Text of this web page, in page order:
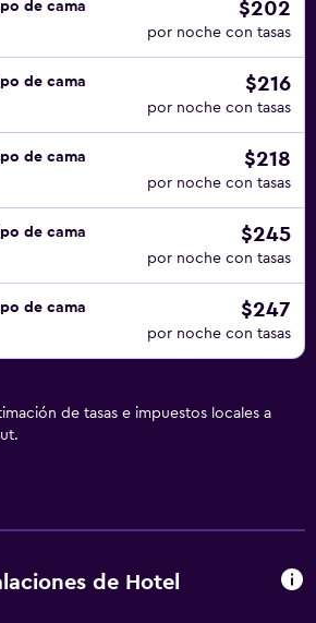
de cama
$202
por noche con tasas
de cama
$216
por noche con tasas
de cama
$218
por noche con tasas
de cama
$245
por noche con tasas
de cama
$247
por noche con tasas
de tasas e impuestos locales a
de Hotel